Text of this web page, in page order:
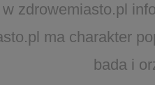
zdrowemiasto.pl
ma charakter
bada i